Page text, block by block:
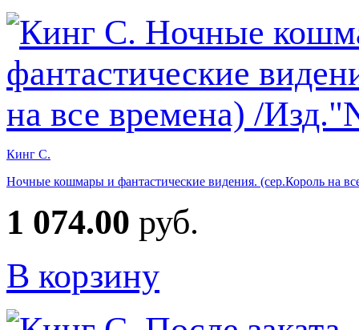
Кинг С.
Ночные кошмары и фантастические видения. (сер.Король на
1 074.00 руб.
В корзину